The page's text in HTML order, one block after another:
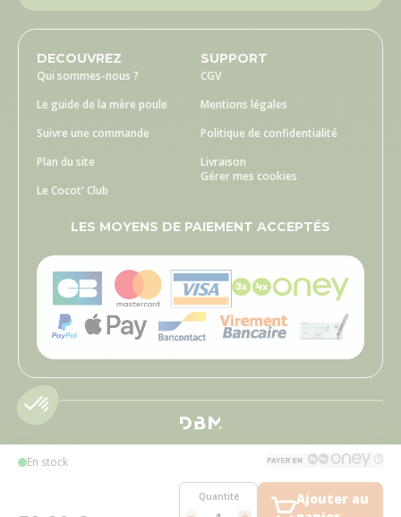
En stock
Quantité
Ajouter au
DECOUVREZ
Qui sommes-nous ?
Le guide de la mère poule
Suivre une commande
Plan du site
Le Cocot' Club
SUPPORT
CGV
Mentions légales
Politique de confidentialité
Livraison
Gérer mes cookies
LES MOYENS DE PAIEMENT ACCEPTÉS